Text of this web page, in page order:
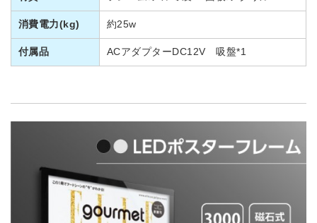
消費電力(kg) 約25w
付属品 ACアダプターDC12V 吸盤*1